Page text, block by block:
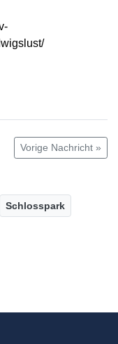
Vorige Nachricht »
Schlosspark